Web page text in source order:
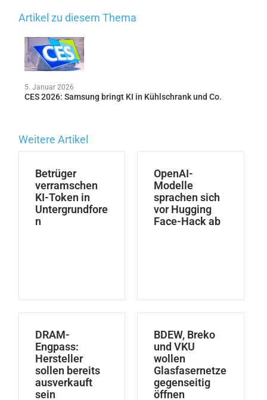
Artikel zu diesem Thema
5. Januar 2026
CES 2026: Samsung bringt KI in Kühlschrank und Co.
Weitere Artikel
Betrüger
verramschen
KI-Token in
Untergrundfore
n
OpenAI-
Modelle
sprachen sich
vor Hugging
Face-Hack ab
DRAM-
Engpass:
Hersteller
sollen bereits
ausverkauft
sein
BDEW, Breko
und VKU
wollen
Glasfasernetze
gegenseitig
öffnen